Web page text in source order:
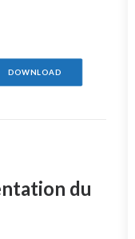
DOWNLOAD
du